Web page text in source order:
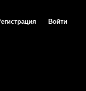
Войти